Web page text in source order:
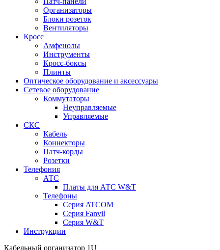
Организаторы
Блоки розеток
Вентиляторы
Кросс
Амфенолы
Инструменты
Кросс-боксы
Плинты
Оптическое оборудование и аксессуары
Сетевое оборудование
Коммутаторы
Неуправляемые
Управляемые
СКС
Кабель
Коннекторы
Патч-корды
Розетки
Телефония
АТС
Платы для АТС W&T
Телефоны
Серия ATCOM
Серия Fanvil
Серия W&T
Инструкции
Кабельный организатор 1U